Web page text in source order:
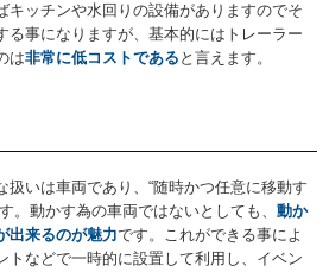
キッチンや水回りの設備がありますのでそ
る事になりますが、基本的にはトレーラー
は非常に低コストである と言えます。
扱いは車両であり、“随時かつ任意に移動す
。動かす為の車両ではないとしても、 動か
出来るのが魅力です。これができる事によ
トなどで一時的に設置して利用し、イベン